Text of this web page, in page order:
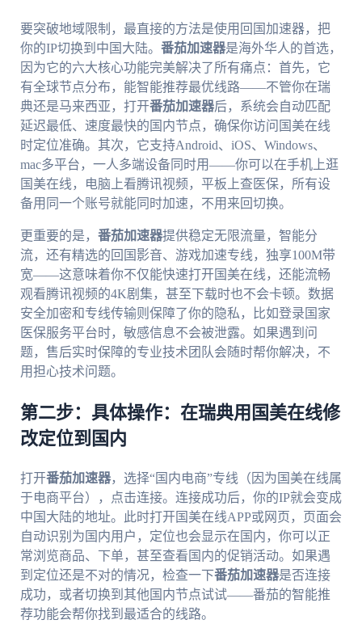
要突破地域限制，最直接的方法是使用回国加速器，把
你的IP切换到中国大陆。 番茄加速器是海外华人的首选，
因为它的六大核心功能完美解决了所有痛点：首先，它
有全球节点分布，能智能推荐最优线路——不管你在瑞
典还是马来西亚，打开番茄加速器后，系统会自动匹配
延迟最低、速度最快的国内节点，确保你访问国美在线
时定位准确。其次，它支持Android、iOS、Windows、
mac多平台，一人多端设备同时用——你可以在手机上逛
国美在线，电脑上看腾讯视频，平板上查医保，所有设
备用同一个账号就能同时加速，不用来回切换。
更重要的是， 番茄加速器提供稳定无限流量，智能分
流，还有精选的回国影音、游戏加速专线，独享100M带
宽——这意味着你不仅能快速打开国美在线，还能流畅
观看腾讯视频的4K剧集，甚至下载时也不会卡顿。数据
安全加密和专线传输则保障了你的隐私，比如登录国家
医保服务平台时，敏感信息不会被泄露。如果遇到问
题，售后实时保障的专业技术团队会随时帮你解决，不
用担心技术问题。
第二步：具体操作：在瑞典用国美在线修
改定位到国内
打开番茄加速器，选择“国内电商”专线（因为国美在线属
于电商平台），点击连接。连接成功后，你的IP就会变成
中国大陆的地址。此时打开国美在线APP或网页，页面会
自动识别为国内用户，定位也会显示在国内，你可以正
常浏览商品、下单，甚至查看国内的促销活动。如果遇
到定位还是不对的情况，检查一下番茄加速器是否连接
成功，或者切换到其他国内节点试试——番茄的智能推
荐功能会帮你找到最适合的线路。